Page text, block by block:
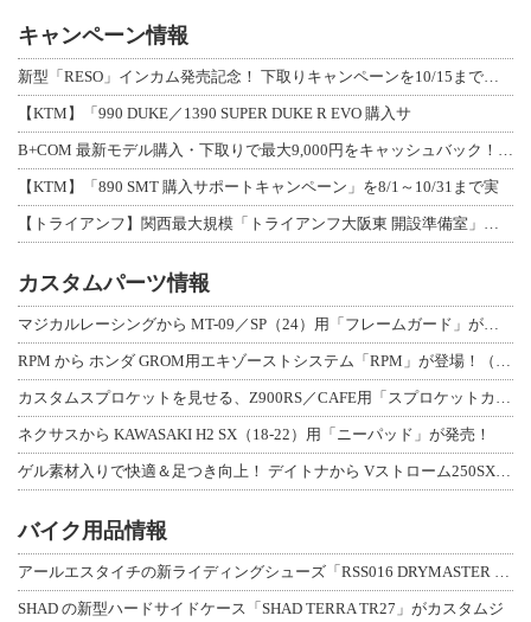
キャンペーン情報
新型「RESO」インカム発売記念！ 下取りキャンペーンを10/15まで延長して開
【KTM】「990 DUKE／1390 SUPER DUKE R EVO 購入サ
B+COM 最新モデル購入・下取りで最大9,000円をキャッシュバック！「B+F
【KTM】「890 SMT 購入サポートキャンペーン」を8/1～10/31まで実
【トライアンフ】関西最大規模「トライアンフ大阪東 開設準備室」がオープン！ 限定
カスタムパーツ情報
マジカルレーシングから MT-09／SP（24）用「フレームガード」が登場！
RPM から ホンダ GROM用エキゾーストシステム「RPM」が登場！（動画あり
カスタムスプロケットを見せる、Z900RS／CAFE用「スプロケットカバーフルキ
ネクサスから KAWASAKI H2 SX（18-22）用「ニーパッド」が発売！
ゲル素材入りで快適＆足つき向上！ デイトナから Vストローム250SX用「快適ロ
バイク用品情報
アールエスタイチの新ライディングシューズ「RSS016 DRYMASTER スト
SHAD の新型ハードサイドケース「SHAD TERRA TR27」がカスタムジ